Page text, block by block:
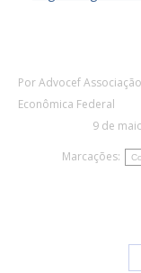
PorAdvocef
Econômica Federal
9 de
Marcações: